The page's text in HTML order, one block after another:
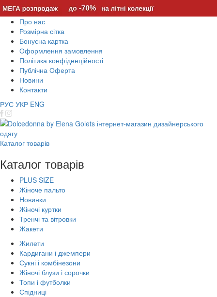
Про нас
Розмірна сітка
Бонусна картка
Оформлення замовлення
Політика конфіденційності
Публічна Оферта
Новини
Контакти
РУС УКР ENG
Каталог товарів
Каталог товарів
PLUS SIZE
Жіноче пальто
Новинки
Жіночі куртки
Тренчі та вітровки
Жакети
Жилети
Кардигани і джемпери
Сукні і комбінезони
Жіночі блузи і сорочки
Топи і футболки
Спідниці